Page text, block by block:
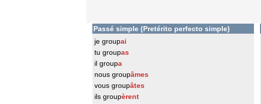
Passé simple (Pretérito perfecto simple)
je groupai
tu groupas
il groupa
nous groupâmes
vous groupâtes
ils groupèrent